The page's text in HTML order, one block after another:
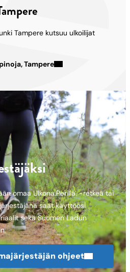
Tampere kutsuu ulkoilijat
Tampere
omaa Ulkona.Perillä. -retkeä tai
saat käyttöösi
sekä Suomen Ladun
ohjeet